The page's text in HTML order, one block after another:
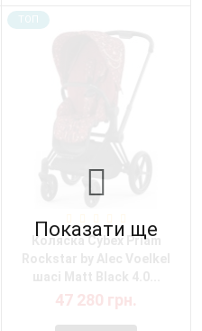
TOП
Коляска Cybex Priam
47 280 грн.
Показати ще